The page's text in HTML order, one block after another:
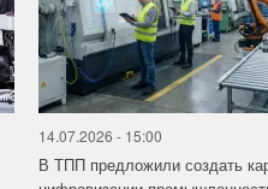
14.07.2026 - 15:00
В ТПП предложили создать